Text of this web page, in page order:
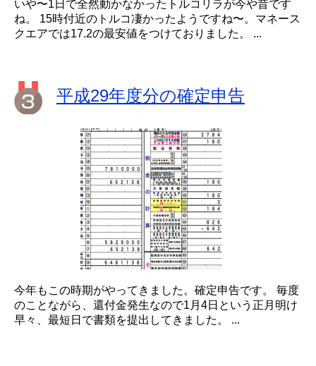
いや〜1日で全然動かなかったトルコリラが今や昔です
ね。 15時付近のトルコ凄かったようですね〜。マネース
クエアでは17.2の最安値をつけておりました。 ...
平成29年度分の確定申告
今年もこの時期がやってきました。確定申告です。 毎度
のことながら、還付金発生なので1月4日という正月明け
早々、最短日で書類を提出してきました。 ...